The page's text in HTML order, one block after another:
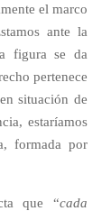
el marco
ante la
figura se da
pertenece
situación de
estaríamos
formada por
que “cada